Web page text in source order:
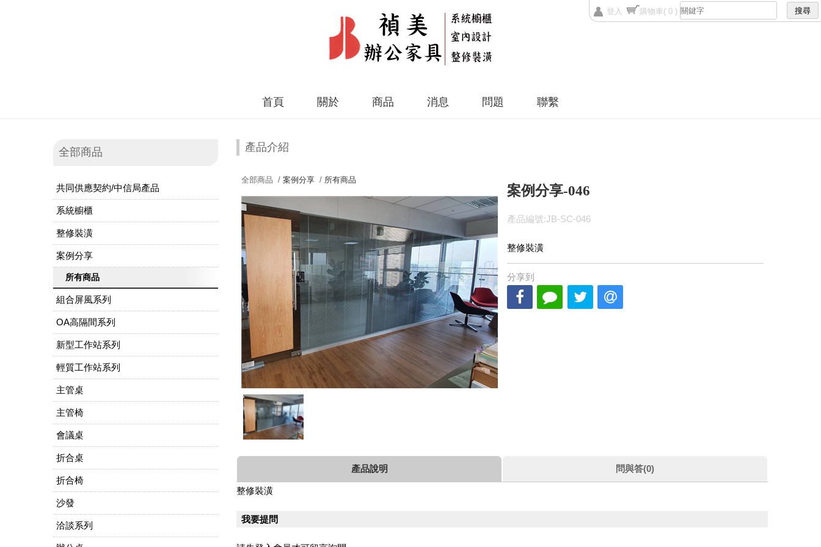
登入 購物車( 0 )
首頁 關於 商品 消息 問題 聯繫
全部商品
共同供應契約/中信局產品
系統櫥櫃
整修裝潢
案例分享
所有商品
組合屏風系列
OA高隔間系列
新型工作站系列
輕質工作站系列
主管桌
主管椅
會議桌
折合桌
折合椅
沙發
洽談系列
產品介紹
全部商品 / 案例分享/ 所有商品
案例分享-046
產品編號:JB-SC-046
整修裝潢
分享到
產品說明 問與答(0)
整修裝潢
我要提問